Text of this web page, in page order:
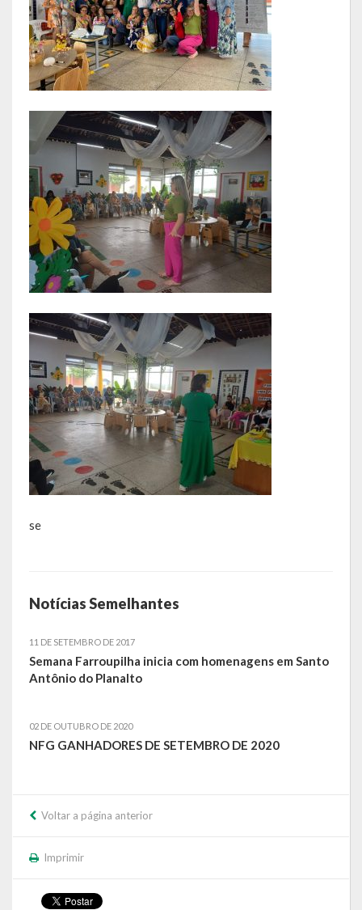
Publicações Diversas
Eleições Conselho Tutelar
Licitações
Transparência
Portal da Transparência
SIC
Contratos
Concurso Público
Carta de Serviços
Repasses e Transferências
se
Notícias Semelhantes
11 DE SETEMBRO DE 2017
Semana Farroupilha inicia com homenagens em Santo
Antônio do Planalto
02 DE OUTUBRO DE 2020
NFG GANHADORES DE SETEMBRO DE 2020
Voltar a página anterior
Imprimir